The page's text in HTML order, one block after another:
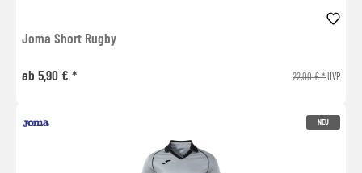
Joma Short Rugby
ab 5,90 € * 22,00 € *UVP
NEU